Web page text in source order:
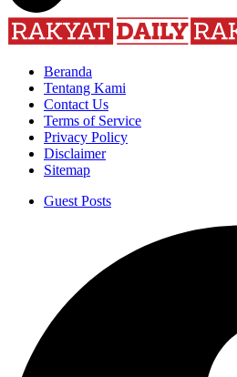
Beranda
Tentang Kami
Contact Us
Terms of Service
Privacy Policy
Disclaimer
Sitemap
Guest Posts